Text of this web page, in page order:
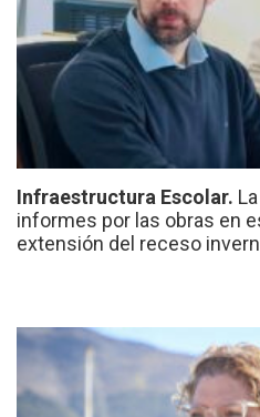
Infraestructura Escolar.
informes por las obras en
extensión del receso